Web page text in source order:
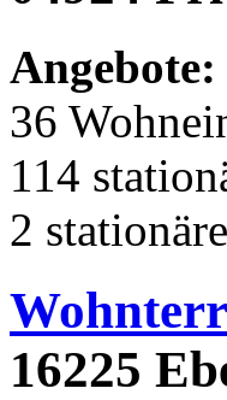
Angebote:
36
114
2
16225